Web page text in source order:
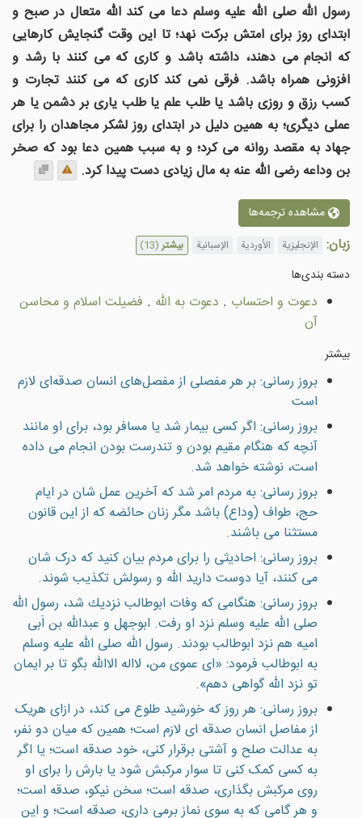
رسول الله صلی الله علیه وسلم دعا می کند الله متعال در صبح و
ابتدای روز برای امتش برکت نهد؛ تا این وقت گنجایش کارهایی
که انجام می دهند، داشته باشد و کاری که می کنند با رشد و
افزونی همراه باشد. فرقی نمی کند کاری که می کنند تجارت و
کسب رزق و روزی باشد یا طلب علم یا طلب یاری بر دشمن یا هر
عملی دیگری؛ به همین دلیل در ابتدای روز لشکر مجاهدان را برای
جهاد به مقصد روانه می کرد؛ و به سبب همین دعا بود که صخر
بن وداعه رضی الله عنه به مال زیادی دست پیدا کرد.
مشاهده ترجمه‌ها
زبان: الإنجليزية الأوردية الإسبانية بیشتر(13)
دسته بندى‌ها
دعوت و احتساب . دعوت به الله . فضيلت اسلام و محاسن
آن
بیشتر
بروز رسانی: بر هر مفصلی از مفصل‌های انسان صدقه‌ای لازم
است
بروز رسانی: اگر كسى بيمار شد يا مسافر بود، براى او مانند
آنچه كه هنگام مقيم بودن و تندرست بودن انجام مى داده
است، نوشته خواهد شد.
بروز رسانی: به مردم امر شد كه آخرين عمل شان در ايام
حج، طواف (وداع) باشد مگر زنان حائضه كه از اين قانون
مستثنا می باشند.
بروز رسانی: احاديثی را برای مردم بيان کنيد که درک شان
می کنند، آيا دوست داريد الله و رسولش تکذيب شوند.
بروز رسانی: هنگامی كه وفات ابوطالب نزديك شد، رسول الله
صلى الله عليه وسلم نزد او رفت. ابوجهل و عبدالله بن اَبی
اميه هم نزد ابوطالب بودند. رسول الله صلى الله عليه وسلم
به ابوطالب فرمود: «ای عموی من، لااله الاالله بگو تا بر ايمان
تو نزد الله گواهی دهم».
بروز رسانی: هر روز که خورشيد طلوع می کند، در ازای هريک
از مفاصل انسان صدقه ای لازم است؛ همين که ميان دو نفر،
به عدالت صلح و آشتی برقرار کنی، خود صدقه است؛ يا اگر
به کسی کمک کنی تا سوار مرکبش شود يا بارش را برای او
روی مرکبش بگذاری، صدقه است؛ سخن نيکو، صدقه است؛
و هر گامی که به سوی نماز برمی داری، صدقه است؛ و اين